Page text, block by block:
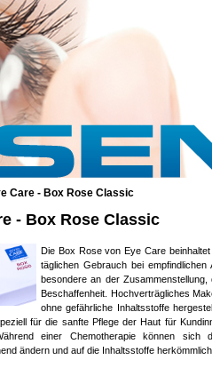
UND
Care - Box Rose Classic
- Box Rose Classic
Die Box Rose von Eye Care
täglichen Gebrauch bei
besondere an der
Beschaffenheit. Hochverträgliches
ohne gefährliche Inhaltsstoffe
für die sanfte Pflege der Haut für
einer Chemotherapie können
ändern und auf die Inhaltsstoffe